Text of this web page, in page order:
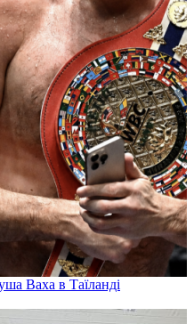
Ваха в Таїланді